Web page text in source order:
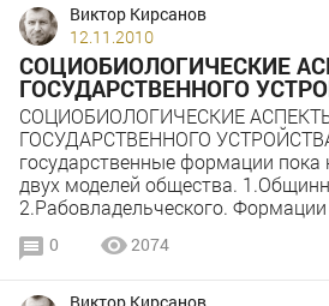
Виктор Кирсанов
12.11.2010
СОЦИОБИОЛОГИЧЕСКИЕ
ГОСУДАРСТВЕННОГО
СОЦИОБИОЛОГИЧЕСКИЕ
ГОСУДАРСТВЕННОГО
государственные формации пока
двух моделей общества.
2.Рабовладельческого.
0 2074